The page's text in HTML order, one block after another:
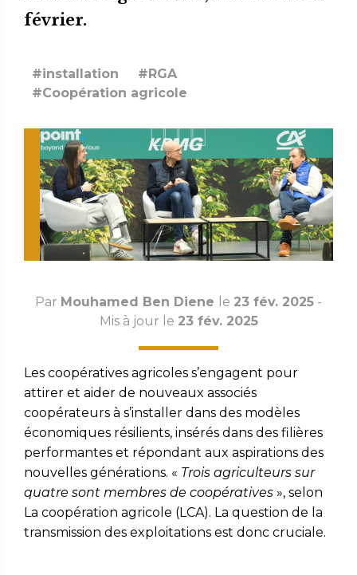
février.
#installation
#RGA
#Coopération agricole
Par Mouhamed Ben Diene le 23 fév. 2025 -
Mis à jour le 23 fév. 2025
Les coopératives agricoles s’engagent pour
attirer et aider de nouveaux associés
coopérateurs à s’installer dans des modèles
économiques résilients, insérés dans des filières
performantes et répondant aux aspirations des
nouvelles générations. « Trois agriculteurs sur
quatre sont membres de coopératives », selon
La coopération agricole (LCA). La question de la
transmission des exploitations est donc cruciale.